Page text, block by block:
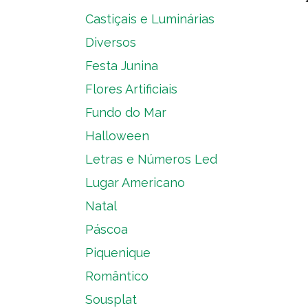
Castiçais e Luminárias
Diversos
Festa Junina
Flores Artificiais
Fundo do Mar
Halloween
Letras e Números Led
Lugar Americano
Natal
Páscoa
Piquenique
Romântico
Sousplat